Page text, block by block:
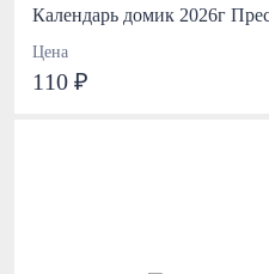
Календарь домик 2026г
Цена
110 ₽